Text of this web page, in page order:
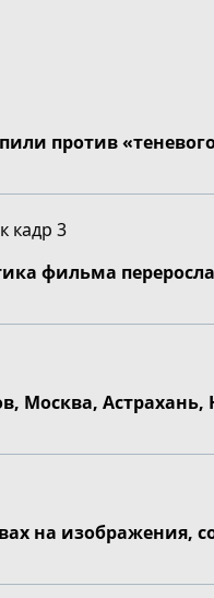
против
фильма
Москва,
на изображения,